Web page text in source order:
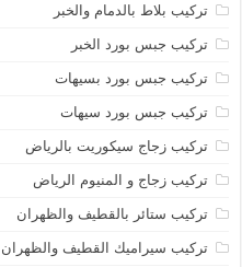
تركيب بلاط بالدمام والخبر
تركيب جبس بورد الخبر
تركيب جبس بورد بسيهات
تركيب جبس بورد سيهات
تركيب زجاج سيكوريت بالرياض
تركيب زجاج و المنيوم الرياض
تركيب ستائر بالقطيف والظهران
تركيب سيراميك القطيف والظهران